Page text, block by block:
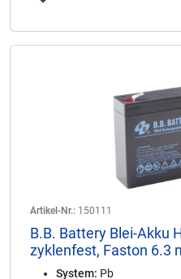
Artikel-Nr.: 150111
B.B. Battery Blei-Akku
zyklenfest, Faston 6.3
System: Pb